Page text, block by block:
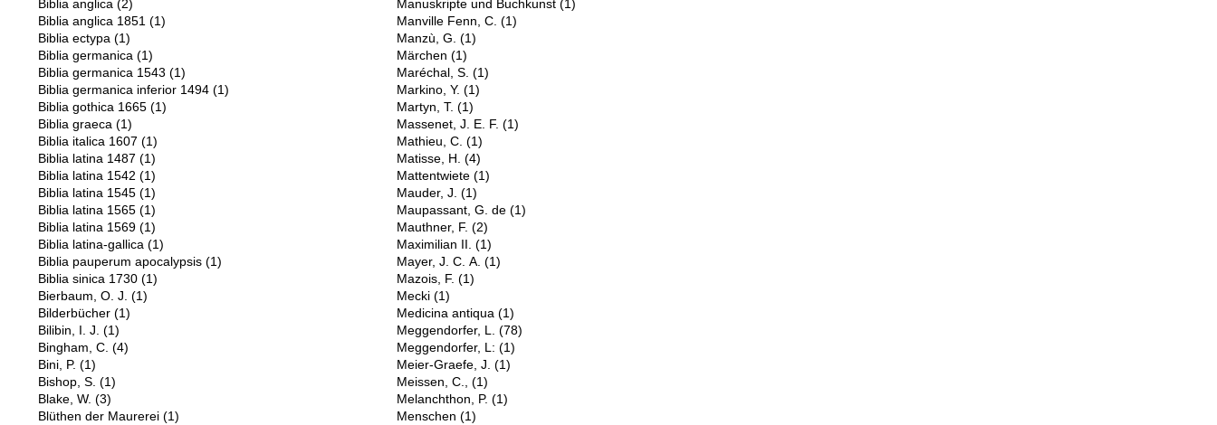
Biblia anglica (2)
Biblia anglica 1851 (1)
Biblia ectypa (1)
Biblia germanica (1)
Biblia germanica 1543 (1)
Biblia germanica inferior 1494 (1)
Biblia gothica 1665 (1)
Biblia graeca (1)
Biblia italica 1607 (1)
Biblia latina 1487 (1)
Biblia latina 1542 (1)
Biblia latina 1545 (1)
Biblia latina 1565 (1)
Biblia latina 1569 (1)
Biblia latina-gallica (1)
Biblia pauperum apocalypsis (1)
Biblia sinica 1730 (1)
Bierbaum, O. J. (1)
Bilderbücher (1)
Bilibin, I. J. (1)
Bingham, C. (4)
Bini, P. (1)
Bishop, S. (1)
Blake, W. (3)
Blüthen der Maurerei (1)
Manuskripte und Buchkunst(1)
Manville Fenn, C.(1)
Manzù, G.(1)
Märchen(1)
Maréchal, S.(1)
Markino, Y.(1)
Martyn, T.(1)
Massenet, J. E. F.(1)
Mathieu, C.(1)
Matisse, H.(4)
Mattentwiete(1)
Mauder, J.(1)
Maupassant, G. de(1)
Mauthner, F.(2)
Maximilian II.(1)
Mayer, J. C. A.(1)
Mazois, F.(1)
Mecki(1)
Medicina antiqua(1)
Meggendorfer, L.(78)
Meggendorfer, L:(1)
Meier-Graefe, J.(1)
Meissen, C.,(1)
Melanchthon, P.(1)
Menschen(1)